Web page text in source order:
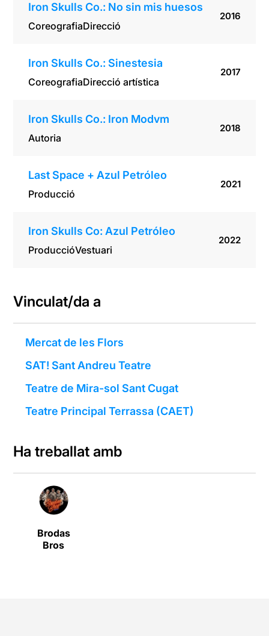
Iron Skulls Co.: No sin mis huesos
CoreografiaDirecció
2016
Iron Skulls Co.: Sinestesia
CoreografiaDirecció artística
2017
Iron Skulls Co.: Iron Modvm
Autoria
2018
Last Space + Azul Petróleo
Producció
2021
Iron Skulls Co: Azul Petróleo
ProduccióVestuari
2022
Vinculat/da a
Mercat de les Flors
SAT! Sant Andreu Teatre
Teatre de Mira-sol Sant Cugat
Teatre Principal Terrassa (CAET)
Ha treballat amb
Brodas
Bros